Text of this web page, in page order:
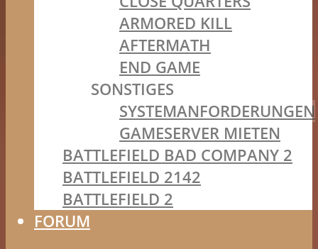
ARMORED KILL
AFTERMATH
END GAME
SONSTIGES
SYSTEMANFORDERUNGEN
GAMESERVER MIETEN
BATTLEFIELD BAD COMPANY 2
BATTLEFIELD 2142
BATTLEFIELD 2
FORUM